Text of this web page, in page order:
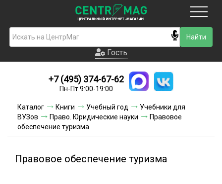
Гость
Новинки
Условия доставки
Условия оплаты
Гость
+7 (495) 374-67-62
Пн-Пт 9:00-19:00
Каталог Книги Учебный год
Учебники для
ВУЗов
Право. Юридические науки
Правовое
обеспечение туризма
Правовое обеспечение туризма